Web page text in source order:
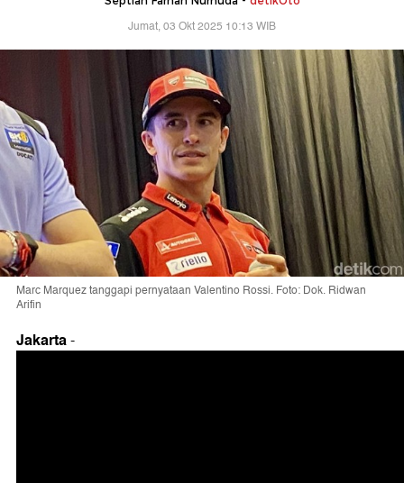
Jumat, 03 Okt 2025 10:13 WIB
Marc Marquez tanggapi pernyataan Valentino Rossi. Foto: Dok. Ridwan
Arifin
Jakarta-